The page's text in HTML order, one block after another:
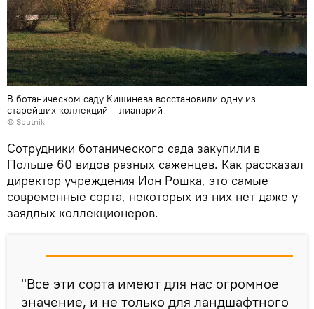
В ботаническом саду Кишинева восстановили одну из
старейших коллекций – лианарий
© Sputnik
Сотрудники ботанического сада закупили в
Польше 60 видов разных саженцев. Как рассказал
директор учреждения Ион Рошка, это самые
современные сорта, некоторых из них нет даже у
заядлых коллекционеров.
"Все эти сорта имеют для нас огромное
значение, и не только для ландшафтного